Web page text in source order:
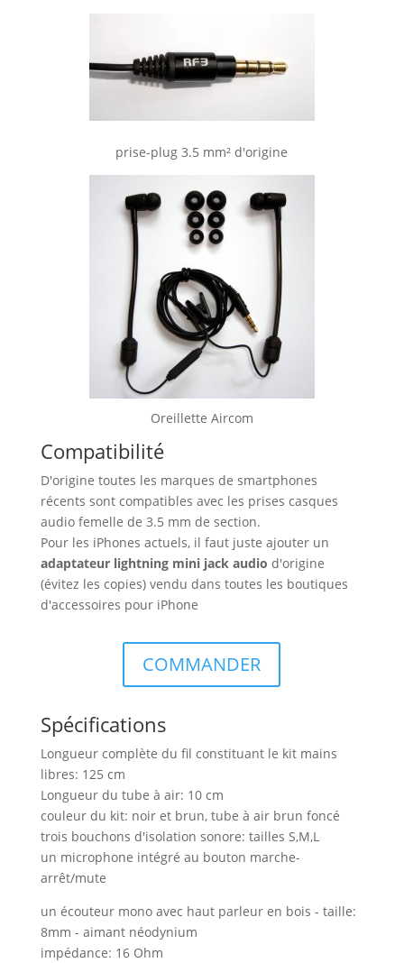
prise-plug 3.5 mm² d'origine
Oreillette Aircom
Compatibilité
D'origine toutes les marques de smartphones
récents sont compatibles avec les prises casques
audio femelle de 3.5 mm de section.
Pour les iPhones actuels, il faut juste ajouter un
adaptateur lightning mini jack audio d'origine
(évitez les copies) vendu dans toutes les boutiques
d'accessoires pour iPhone
COMMANDER
Spécifications
Longueur complète du fil constituant le kit mains
libres: 125 cm
Longueur du tube à air: 10 cm
couleur du kit: noir et brun, tube à air brun foncé
trois bouchons d'isolation sonore: tailles S,M,L
un microphone intégré au bouton marche-
arrêt/mute
un écouteur mono avec haut parleur en bois - taille:
8mm - aimant néodynium
impédance: 16 Ohm